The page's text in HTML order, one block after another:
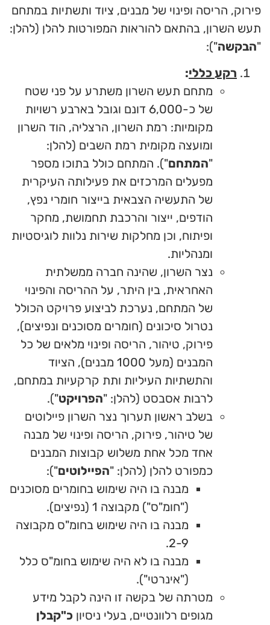
פירוק, הריסה ופינוי של מבנים, ציוד ותשתיות במתחם
תעש השרון, בהתאם להוראות המפורטות להלן (להלן:
"הבקשה"):
רקעכללי:
מתחם תעש השרון משתרע על פני שטח
של כ-6,000 דונם וגובל בארבע רשויות
מקומיות: רמת השרון, הרצליה, הוד השרון
ומועצה מקומית רמת השבים (להלן:
"המתחם"). המתחם כולל בתוכו מספר
מפעלים המרכזים את פעילותה העיקרית
של התעשיה הצבאית בייצור חומרי נפץ,
הודפים, ייצור והרכבת תחמושת, מחקר
ופיתוח, וכן מחלקות שירות נלוות לוגיסטיות
ומנהליות.
נצר השרון, שהינה חברה ממשלתית
האחראית, בין היתר, על ההריסה והפינוי
של המתחם, נערכת לביצוע פרויקט הכולל
נטרול סיכונים (חומרים מסוכנים ונפיצים),
פירוק, טיהור, הריסה ופינוי מלאים של כל
המבנים (מעל 1000 מבנים), הציוד
והתשתיות העיליות ותת קרקעיות במתחם,
לרבות אסבסט (להלן: "הפרויקט").
בשלב ראשון תערוך נצר השרון פיילוטים
של טיהור, פירוק, הריסה ופינוי של מבנה
אחד מכל אחת משלוש קבוצות המבנים
כמפורט להלן (להלן: "הפיילוטים"):
מבנה בו היה שימוש בחומרים מסוכנים
("חומ"ס") מקבוצה 1 (נפיצים).
מבנה בו היה שימוש בחומ"ס מקבוצה
2-9.
מבנה בו לא היה שימוש בחומ"ס כלל
("אינרטי").
מטרתה של בקשה זו הינה לקבל מידע
מגופים רלוונטיים, בעלי ניסיון כ"קבלן